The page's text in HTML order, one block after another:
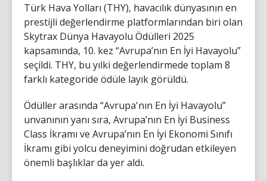
Türk Hava Yolları (THY), havacılık dünyasının en
prestijli değerlendirme platformlarından biri olan
Skytrax Dünya Havayolu Ödülleri 2025
kapsamında, 10. kez “Avrupa’nın En İyi Havayolu”
seçildi. THY, bu yılki değerlendirmede toplam 8
farklı kategoride ödüle layık görüldü.
Ödüller arasında “Avrupa'nın En İyi Havayolu”
unvanının yanı sıra, Avrupa’nın En İyi Business
Class İkramı ve Avrupa’nın En İyi Ekonomi Sınıfı
İkramı gibi yolcu deneyimini doğrudan etkileyen
önemli başlıklar da yer aldı.